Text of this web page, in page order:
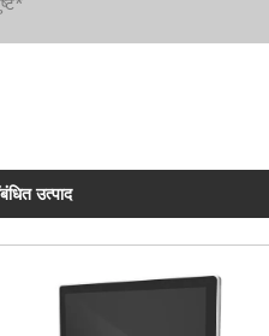
उत्पाद